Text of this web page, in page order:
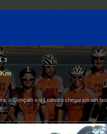
o Gonçalo e o Leandro chegaram um